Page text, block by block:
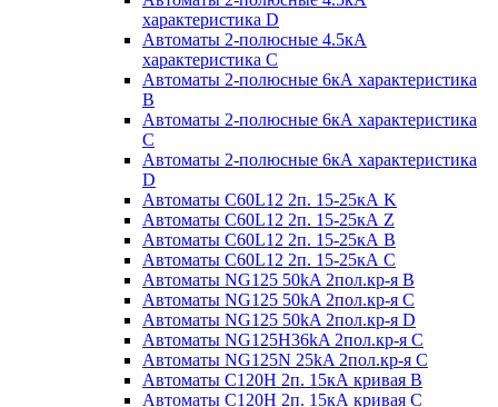
характеристика D
Автоматы 2-полюсные 4.5кА
характеристика С
Автоматы 2-полюсные 6кА характеристика
B
Автоматы 2-полюсные 6кА характеристика
C
Автоматы 2-полюсные 6кА характеристика
D
Автоматы C60L12 2п. 15-25кА K
Автоматы C60L12 2п. 15-25кА Z
Автоматы C60L12 2п. 15-25кА B
Автоматы C60L12 2п. 15-25кА C
Автоматы NG125 50kA 2пол.кр-я B
Автоматы NG125 50kA 2пол.кр-я C
Автоматы NG125 50kA 2пол.кр-я D
Автоматы NG125H36kA 2пол.кр-я C
Автоматы NG125N 25kA 2пол.кр-я C
Автоматы С120H 2п. 15кА кривая B
Автоматы С120H 2п. 15кА кривая C